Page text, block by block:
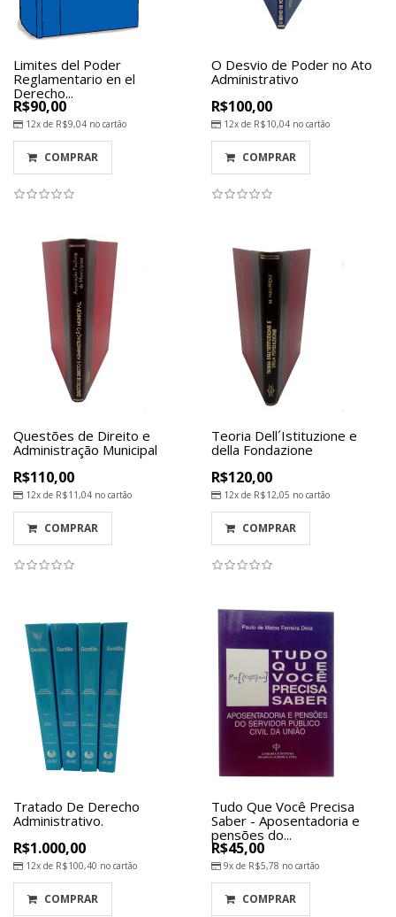
Limites del Poder
Reglamentario en el
Derecho...
R$90,00
12x de R$9,04 no cartão
COMPRAR
O Desvio de Poder no Ato
Administrativo
R$100,00
12x de R$10,04 no cartão
COMPRAR
Questões de Direito e
Administração Municipal
R$110,00
12x de R$11,04 no cartão
COMPRAR
Teoria Dell´Istituzione e
della Fondazione
R$120,00
12x de R$12,05 no cartão
COMPRAR
Tratado De Derecho
Administrativo.
R$1.000,00
12x de R$100,40 no cartão
COMPRAR
Tudo Que Você Precisa
Saber - Aposentadoria e
pensões do...
R$45,00
9x de R$5,78 no cartão
COMPRAR